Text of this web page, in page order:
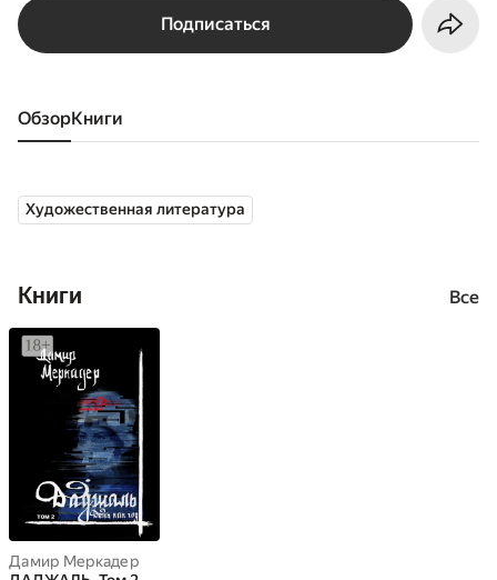
Подписаться
Обзор книги
Художественная литература
Книги Все
Дамир Меркадер